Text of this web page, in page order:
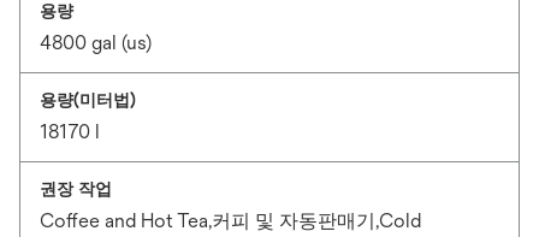
용량
4800 gal (us)
용량(미터법)
18170 l
권장 작업
Coffee and Hot Tea,커피 및 자동판매기,Cold